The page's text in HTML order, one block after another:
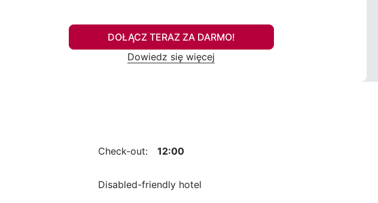
DOŁĄCZ TERAZ ZA DARMO!
Dowiedz się więcej
Check-out: 12:00
Disabled-friendly hotel